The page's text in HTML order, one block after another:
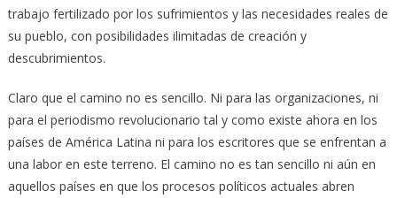
trabajo fertilizado por los sufrimientos y las necesidades reales de
su pueblo, con posibilidades ilimitadas de creación y
descubrimientos.
Claro que el camino no es sencillo. Ni para las organizaciones, ni
para el periodismo revolucionario tal y como existe ahora en los
países de América Latina ni para los escritores que se enfrentan a
una labor en este terreno. El camino no es tan sencillo ni aún en
aquellos países en que los procesos políticos actuales abren